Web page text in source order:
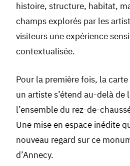
histoire, structure, habitat,
champs explorés par les
visiteurs une expérience
contextualisée.
Pour la première fois, la
un artiste s’étend au-delà
l’ensemble du rez-de-
Une mise en espace inédite
nouveau regard sur ce
d’Annecy.